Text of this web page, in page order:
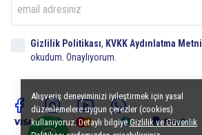
Alışveriş deneyiminizi iyileştirmek için yasal
düzenlemelere uygun çerezler (cookies)
kullanıyoruz. Detaylı bilgiyeGizlilik ve Güvenlik
Gizlilik Politikası, KVKK Aydınlatma Metni
okudum. Onaylıyorum.